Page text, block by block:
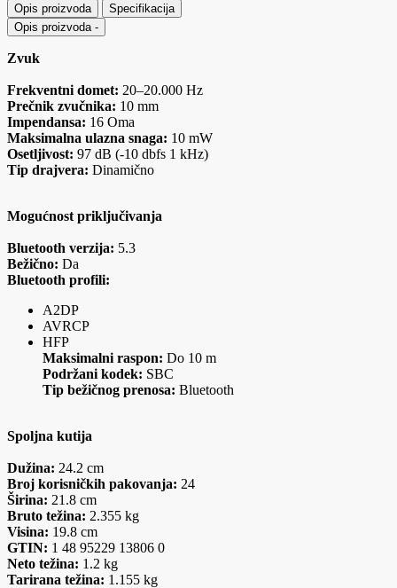
Opis proizvoda
Specifikacija
Opis proizvoda -
Zvuk
Frekventni domet: 20–20.000 Hz
Prečnik zvučnika: 10 mm
Impendansa: 16 Oma
Maksimalna ulazna snaga: 10 mW
Osetljivost: 97 dB (-10 dbfs 1 kHz)
Tip drajvera: Dinamično
Mogućnost priključivanja
Bluetooth verzija: 5.3
Bežično: Da
Bluetooth profili:
A2DP
AVRCP
HFP
Maksimalni raspon: Do 10 m
Podržani kodek: SBC
Tip bežičnog prenosa: Bluetooth
Spoljna kutija
Dužina: 24.2 cm
Broj korisničkih pakovanja: 24
Širina: 21.8 cm
Bruto težina: 2.355 kg
Visina: 19.8 cm
GTIN: 1 48 95229 13806 0
Neto težina: 1.2 kg
Tarirana težina: 1.155 kg